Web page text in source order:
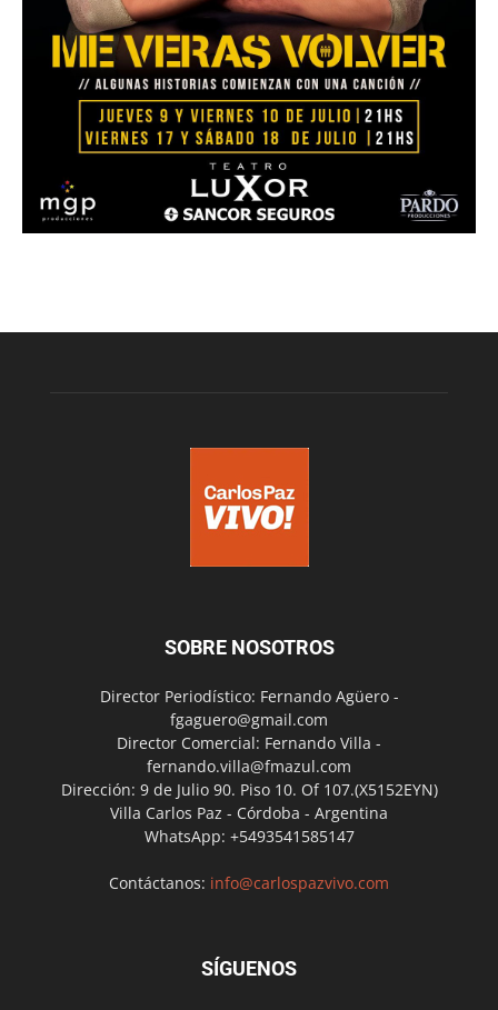
SOBRE NOSOTROS
Director Periodístico: Fernando Agüero -
fgaguero@gmail.com
Director Comercial: Fernando Villa -
fernando.villa@fmazul.com
Dirección: 9 de Julio 90. Piso 10. Of 107.(X5152EYN)
Villa Carlos Paz - Córdoba - Argentina
WhatsApp: +5493541585147
Contáctanos: info@carlospazvivo.com
SÍGUENOS